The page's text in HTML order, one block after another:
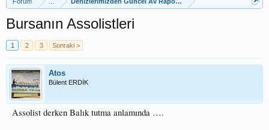
Bursanın Assolistleri
1 2 3 Sonraki >
Atos
Bülent ERDİK
Assolist derken Balık tutma anlamında ….